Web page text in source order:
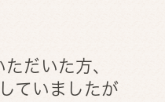
だいた方、
ていましたが